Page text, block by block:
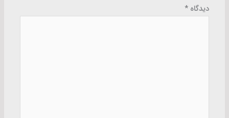
دیدگاه*